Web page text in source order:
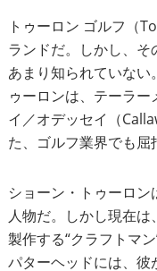
トゥーロン ゴルフ（
ランドだ。しかし、
あまり知られていない
ゥーロンは、テーラ
イ／オデッセイ（
た、ゴルフ業界でも屈
ショーン・トゥーロ
人物だ。しかし現在
製作する“クラフトマ
パターヘッドには、彼